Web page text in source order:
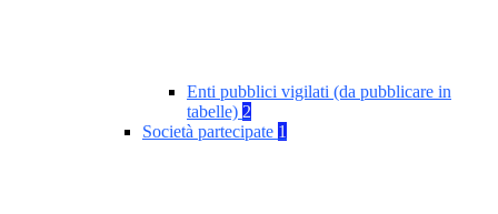
Enti pubblici vigilati (da pubblicare in
tabelle) 2
Società partecipate 1